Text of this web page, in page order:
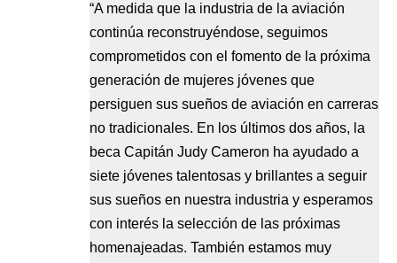
“A medida que la industria de la aviación
continúa reconstruyéndose, seguimos
comprometidos con el fomento de la próxima
generación de mujeres jóvenes que
persiguen sus sueños de aviación en carreras
no tradicionales. En los últimos dos años, la
beca Capitán Judy Cameron ha ayudado a
siete jóvenes talentosas y brillantes a seguir
sus sueños en nuestra industria y esperamos
con interés la selección de las próximas
homenajeadas. También estamos muy